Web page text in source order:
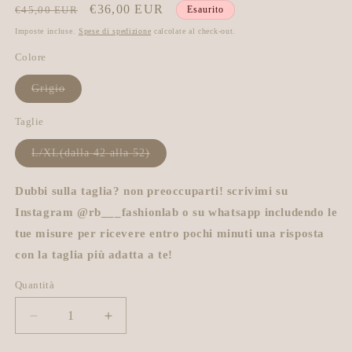
Prezzo
di
€45,00 EUR
Prezzo
scontato
€36,00 EUR Esaurito
Imposte incluse. Spese di spedizione calcolate al check-out.
Colore
GrigioVariante
esaurita
Taglie
L/XL(dalla 42 alla 52)Variante
esaurita
disponibile
Dubbi sulla taglia? non preoccuparti! scrivimi su
Instagram @rb___fashionlab o su whatsapp includendo le
tue misure per ricevere entro pochi minuti una risposta
con la taglia più adatta a te!
Quantità
Diminuisci
quantità
Aumenta
quantità